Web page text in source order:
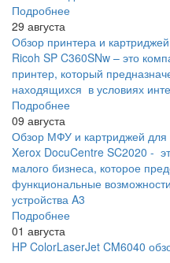
Подробнее
29 августа
Обзор принтера и
Ricoh SP C360SNw – это
принтер, который
находящихся в условиях
Подробнее
09 августа
Обзор МФУ и картриджей для
Xerox DocuCentre SC2020 -
малого бизнеса, которое
функциональные
устройства A3
Подробнее
01 августа
HP ColorLaserJet CM6040